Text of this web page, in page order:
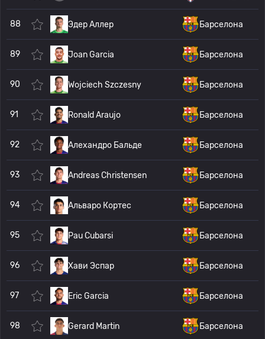
88 Эдер Аллер Барселона
89 Joan Garcia Барселона
90 Wojciech Szczesny Барселона
91 Ronald Araujo Барселона
92 Алехандро Бальде Барселона
93 Andreas Christensen Барселона
94 Альваро Кортес Барселона
95 Pau Cubarsi Барселона
96 Хави Эспар Барселона
97 Eric Garcia Барселона
98 Gerard Martin Барселона